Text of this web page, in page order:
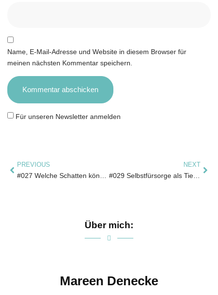
Name, E-Mail-Adresse und Website in diesem Browser für
meinen nächsten Kommentar speichern.
Für unseren Newsletter anmelden
PREVIOUS NEXT
#029 Selbstfürsorge als Tiertherapeut
Über mich:
Mareen Denecke